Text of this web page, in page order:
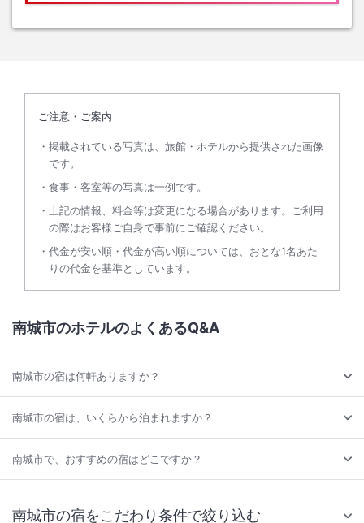
ご注意・ご案内
掲載されている写真は、旅館・ホテルから提供された画像
です。
食事・客室等の写真は一例です。
上記の情報、料金等は変更になる場合があります。ご利用
の際はお客様ご自身で事前にご確認ください。
代金が安い順・代金が高い順については、おとな1名あた
りの代金を基準としています。
南城市のホテルのよくあるQ&A
南城市の宿は何軒ありますか？
南城市の宿は、いくらから泊まれますか？
南城市で、おすすめの宿はどこですか？
南城市の宿をこだわり条件で絞り込む